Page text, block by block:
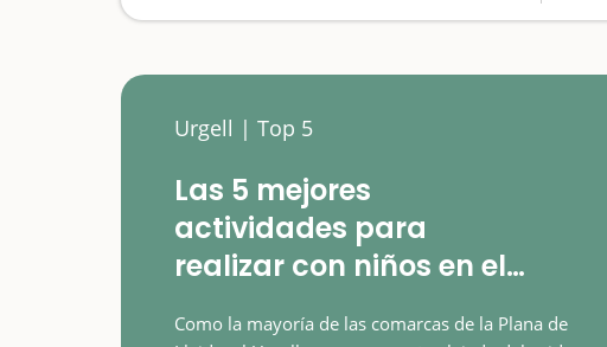
Urgell | Top 5
Las 5 mejores
actividades para
realizar con niños en el
Como la mayoría de las comarcas de la Plana de